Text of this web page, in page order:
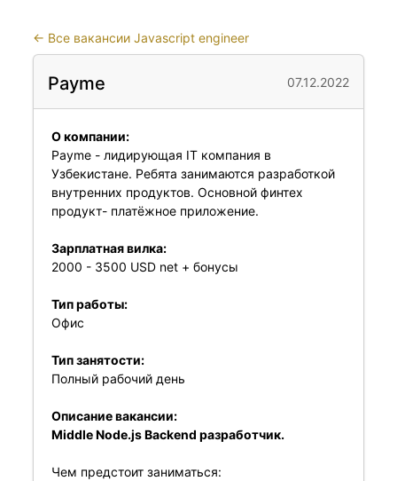
← Все вакансии Javascript engineer
Payme 07.12.2022
О компании:
Payme - лидирующая IT компания в
Узбекистане. Ребята занимаются разработкой
внутренних продуктов. Основной финтех
продукт- платёжное приложение.
Зарплатная вилка:
2000 - 3500 USD net + бонусы
Тип работы:
Офис
Тип занятости:
Полный рабочий день
Описание вакансии:
Middle Node.js Backend разработчик.
Чем предстоит заниматься: